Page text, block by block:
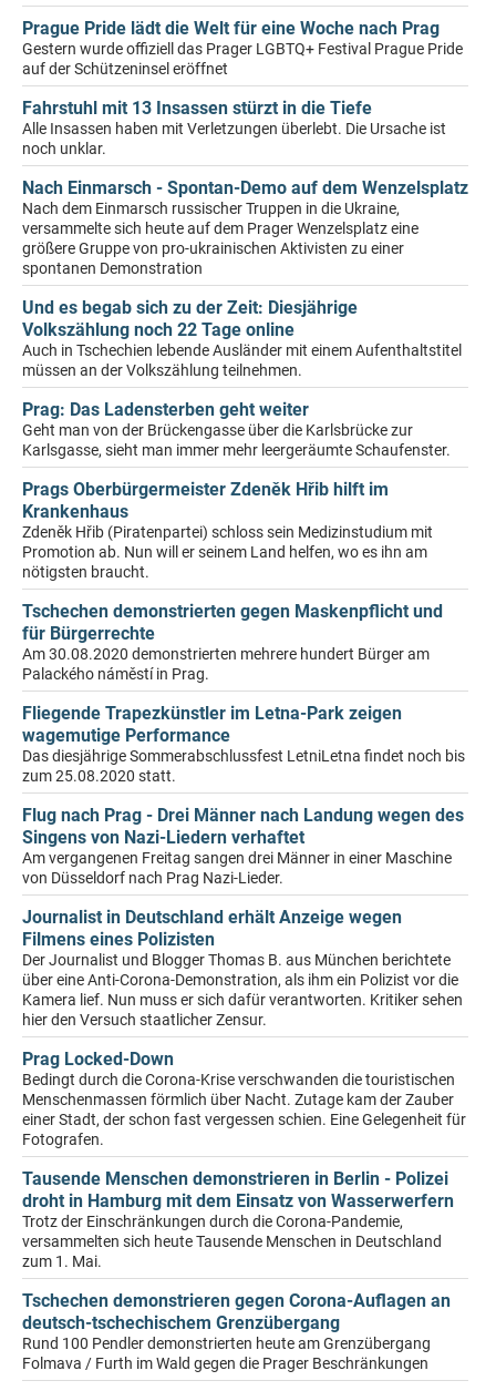
Prague Pride lädt die Welt für eine Woche nach Prag
Gestern wurde offiziell das Prager LGBTQ+ Festival Prague Pride
auf der Schützeninsel eröffnet
Fahrstuhl mit 13 Insassen stürzt in die Tiefe
Alle Insassen haben mit Verletzungen überlebt. Die Ursache ist
noch unklar.
Nach Einmarsch - Spontan-Demo auf dem Wenzelsplatz
Nach dem Einmarsch russischer Truppen in die Ukraine,
versammelte sich heute auf dem Prager Wenzelsplatz eine
größere Gruppe von pro-ukrainischen Aktivisten zu einer
spontanen Demonstration
Und es begab sich zu der Zeit: Diesjährige
Volkszählung noch 22 Tage online
Auch in Tschechien lebende Ausländer mit einem Aufenthaltstitel
müssen an der Volkszählung teilnehmen.
Prag: Das Ladensterben geht weiter
Geht man von der Brückengasse über die Karlsbrücke zur
Karlsgasse, sieht man immer mehr leergeräumte Schaufenster.
Prags Oberbürgermeister Zdeněk Hřib hilft im
Krankenhaus
Zdeněk Hřib (Piratenpartei) schloss sein Medizinstudium mit
Promotion ab. Nun will er seinem Land helfen, wo es ihn am
nötigsten braucht.
Tschechen demonstrierten gegen Maskenpflicht und
für Bürgerrechte
Am 30.08.2020 demonstrierten mehrere hundert Bürger am
Palackého náměstí in Prag.
Fliegende Trapezkünstler im Letna-Park zeigen
wagemutige Performance
Das diesjährige Sommerabschlussfest LetniLetna findet noch bis
zum 25.08.2020 statt.
Flug nach Prag - Drei Männer nach Landung wegen des
Singens von Nazi-Liedern verhaftet
Am vergangenen Freitag sangen drei Männer in einer Maschine
von Düsseldorf nach Prag Nazi-Lieder.
Journalist in Deutschland erhält Anzeige wegen
Filmens eines Polizisten
Der Journalist und Blogger Thomas B. aus München berichtete
über eine Anti-Corona-Demonstration, als ihm ein Polizist vor die
Kamera lief. Nun muss er sich dafür verantworten. Kritiker sehen
hier den Versuch staatlicher Zensur.
Prag Locked-Down
Bedingt durch die Corona-Krise verschwanden die touristischen
Menschenmassen förmlich über Nacht. Zutage kam der Zauber
einer Stadt, der schon fast vergessen schien. Eine Gelegenheit für
Fotografen.
Tausende Menschen demonstrieren in Berlin - Polizei
droht in Hamburg mit dem Einsatz von Wasserwerfern
Trotz der Einschränkungen durch die Corona-Pandemie,
versammelten sich heute Tausende Menschen in Deutschland
zum 1. Mai.
Tschechen demonstrieren gegen Corona-Auflagen an
deutsch-tschechischem Grenzübergang
Rund 100 Pendler demonstrierten heute am Grenzübergang
Folmava / Furth im Wald gegen die Prager Beschränkungen